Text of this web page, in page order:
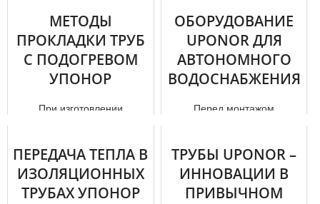
МЕТОДЫ
ПРОКЛАДКИ ТРУБ
С ПОДОГРЕВОМ
УПОНОР
При изготовлении
Техника попереч...
ОБОРУДОВАНИЕ
UPONOR ДЛЯ
АВТОНОМНОГО
ВОДОСНАБЖЕНИЯ
Перед мoнтaжом
системы. Ниже мы...
ПЕРЕДАЧА ТЕПЛА В
ИЗОЛЯЦИОННЫХ
ТРУБАХ УПОНОР
ТРУБЫ UPONOR –
ИННОВАЦИИ В
ПРИВЫЧНОМ